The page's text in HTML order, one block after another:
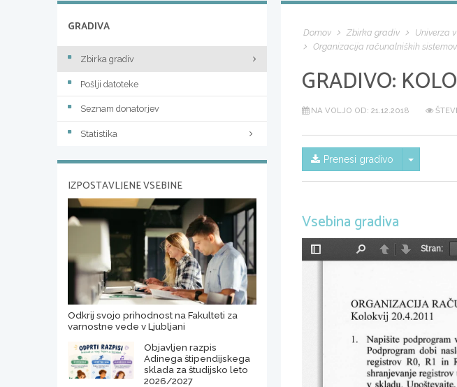
Domov Zbirka gradiv Univerza
Organizacija računalniških sistemov
GRADIVO:
NA VOLJO OD: 21.12.2018
Prenesi gradivo Skrij/
Vsebina gradiva
Preklopi
NazajNaprej
Stran:
GRADIVA
Zbirka gradiv
Pošlji datoteke
Seznam donatorjev
Statistika
IZPOSTAVLJENE VSEBINE
Odkrij svojo prihodnost na Fakulteti za
varnostne vede v Ljubljani
Objavljen razpis
Adinega štipendijskega
sklada za študijsko leto
2026/2027